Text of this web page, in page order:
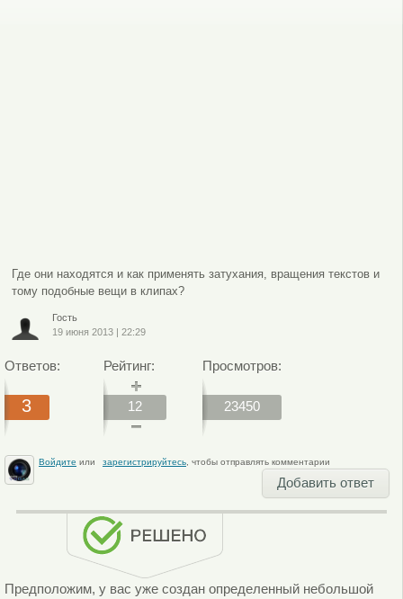
Где они находятся и как применять затухания, вращения текстов и
тому подобные вещи в клипах?
Гость
19 июня 2013| 22:29
Ответов:
3
Рейтинг:
12
Просмотров:
23450
Войдите или зарегистрируйтесь, чтобы отправлять комментарии
Добавить ответ
Предположим, у вас уже создан определенный небольшой